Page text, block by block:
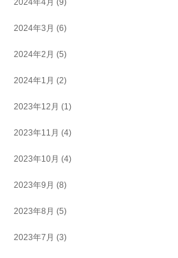
2024年4月 (9)
2024年3月 (6)
2024年2月 (5)
2024年1月 (2)
2023年12月 (1)
2023年11月 (4)
2023年10月 (4)
2023年9月 (8)
2023年8月 (5)
2023年7月 (3)